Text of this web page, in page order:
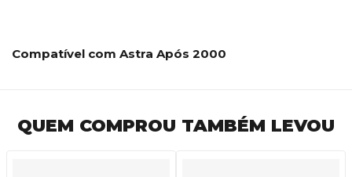
Compatível com Astra Após 2000
QUEM COMPROU TAMBÉM LEVOU